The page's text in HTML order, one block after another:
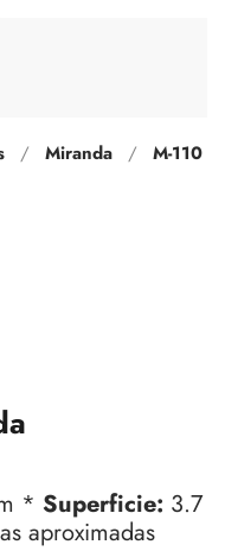
Miranda
M-110
* Superficie: 3.7
aproximadas